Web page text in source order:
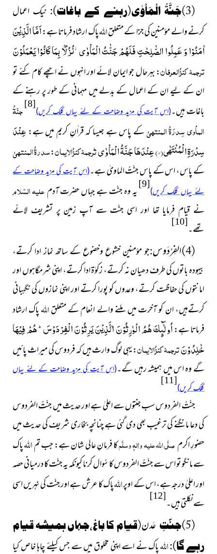
(3)جَنَّةُ الْمَاْوٰى(رہنے کے باغات):
نیک اعمال
کرنے والے مؤمنین کی جزا کے متعلقاللہپاک ارشاد فرماتا ہے:اَمَّا الَّذِیْنَ
اٰمَنُوْا وَ عَمِلُوا الصّٰلِحٰتِ فَلَهُمْ جَنّٰتُ الْمَاْوٰى٘-نُزُلًۢا بِمَا كَانُوْا یَعْمَلُوْنَ
ترجمۂ کنزُالعرفان: بہرحال جو ایمان لائے اور انہوں نے اچھے کام کئے تو
ان کے لیے ان کے اعمال کے بدلے میں مہمانی کے طور پر رہنے کے
باغات ہیں۔(اس آیت کی مزید وضاحت کے لئے یہاں کلک کریں)
[8]جنّۃُ
الماْوی سِدرَۃُ المنتہیٰکے پاس ہے جیسا کہ قراٰنِ کریم میں ہے:عِنْدَ
سِدْرَةِ الْمُنْتَهٰى(۱۴) عِنْدَهَا جَنَّةُ الْمَاْوٰىؕترجمۂ کنزُالایمان:سدرۃُ المنتہیٰ
کے پاس، اس کے پاس جنّتُ الماویٰ ہے۔(اس آیت کی مزید وضاحت کے
لئے یہاں کلک کریں)
[9] یہ وہ جنّت ہے جہاں حضرت آدمعلیہ السّلام
نے قیام فرمایا تھا اور اسی جنّت سے آپ زمین پر تشریف لائے
تھے۔[10]
(4) الفِرْدَوس:جو مؤمنین خشوع وخضوع کے ساتھ نماز ادا کرتے،
بیہودہ باتوں کی طرف دھیان نہ کرتے، زکوٰۃ ادا کرتے، اپنی شرمگاہوں اور
امانتوں کی حفاظت کرتے، وعدوں کو پورا کرتے اور اپنی نمازوں کی نگہبانی
کرتےہیں، ان کو آخرت میں ملنے والے انعام کے متعلقاللہپاک ارشاد
فرماتا ہے:اُولٰٓىٕكَ هُمُ الْوٰرِثُوْنَۙ الَّذِیْنَ یَرِثُوْنَ الْفِرْدَوْسَؕ- هُمْ فِیْهَا
خٰلِدُوْنَترجمۂ کنزُالایمان: یہی لوگ وارث ہیں کہ فردوس کی میراث پائیں
گے وہ اس میں ہمیشہ رہیں گے۔(اس آیت کی مزید وضاحت کے لئے یہاں
کلک کریں)
[11]
جنّتُ الفردوس سب جنتوں سے اعلیٰ ہے اور حدیث میں جنّتُ الفردوس
کی دعا مانگنے کی ترغیب بھی دی گئی ہے چنانچہ بخاری شریف کی حدیث میں
حضورِ اکرمصلَّی اللہ علیہ واٰلہٖ وسلَّمکا فرمانِ عالی شان ہے: جب تماللہپاک
سے مانگو تو اس سے جنّتُ الفردوس کا سُوال کرنا کیونکہ یہ جنّت کا درمیانی حصہ
اور اعلیٰ درجہ ہے، اس کے اوپراللہپاک کا عرش ہے اور جنّت کی نہریں اسی
سے نکلتی ہیں۔[12]
(5)جنّتِ عَدن(قیام کا باغ،جہاں ہمیشہ قیام
رہے گا):اللہپاک نے اسے اپنی مخلوق میں سے جس کیلئے چاہا خاص کیا